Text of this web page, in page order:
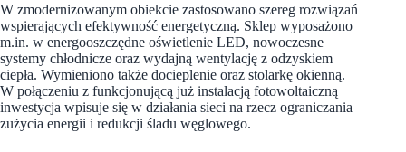
W zmodernizowanym obiekcie zastosowano szereg rozwiązań
wspierających efektywność energetyczną. Sklep wyposażono
m.in. w energooszczędne oświetlenie LED, nowoczesne
systemy chłodnicze oraz wydajną wentylację z odzyskiem
ciepła. Wymieniono także docieplenie oraz stolarkę okienną.
W połączeniu z funkcjonującą już instalacją fotowoltaiczną
inwestycja wpisuje się w działania sieci na rzecz ograniczania
zużycia energii i redukcji śladu węglowego.